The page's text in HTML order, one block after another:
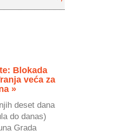
Blokada
veća za
»
deset dana
do danas)
Grada